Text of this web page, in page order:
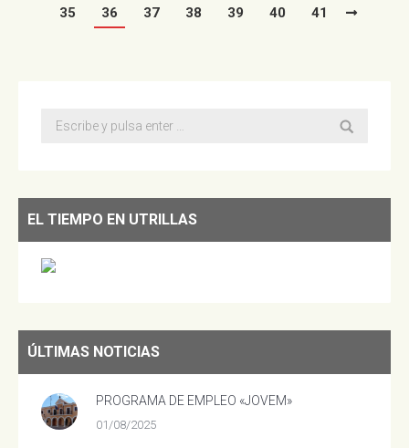
35
36 37 38 39 40 41
Buscar:
EL TIEMPO EN UTRILLAS
ÚLTIMAS NOTICIAS
PROGRAMA DE EMPLEO «JOVEM»
01/08/2025